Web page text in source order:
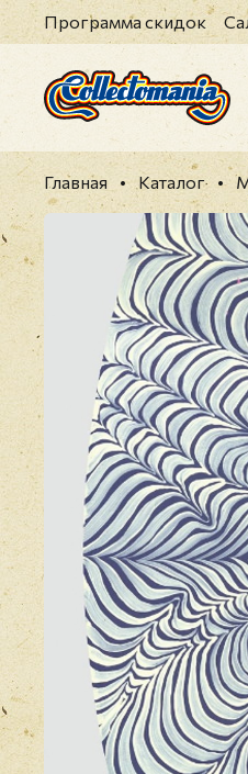
Программа скидок
Главная Каталог